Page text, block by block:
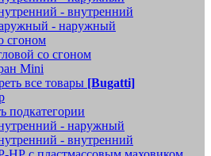
- внутренний
- наружный
сгоном
со сгоном
Mini
все товары [Bugatti]
подкатегории
- наружный
- внутренний